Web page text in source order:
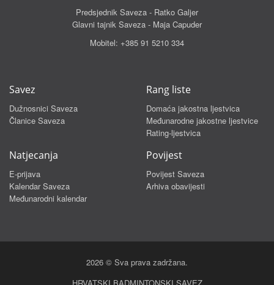
Predsjednik Saveza - Ratko Galjer
Glavni tajnik Saveza - Maja Capuder
Mobitel: +385 91 5210 334
Savez
Dužnosnici Saveza
Članice Saveza
Rang liste
Domaća jakostna ljestvica
Međunarodne jakostne ljestvice
Rating-ljestvica
Natjecanja
E-prijava
Kalendar Saveza
Međunarodni kalendar
Povijest
Povijest Saveza
Arhiva obavijesti
2026 © Sva prava zadržana.